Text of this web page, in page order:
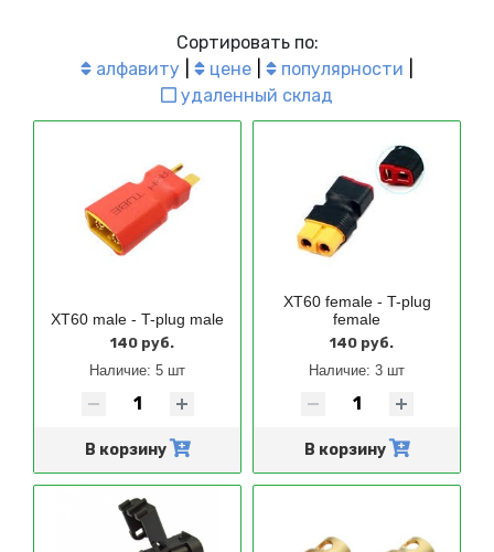
Сортировать по:
алфавиту
цене
популярности
удаленный склад
XT60 male - T-plug male
140 руб.
Наличие: 5 шт
В корзину
XT60 female - T-plug
female
140 руб.
Наличие: 3 шт
В корзину